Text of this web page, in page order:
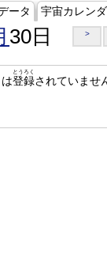
ータ 宇宙カレン
30日 >
登録
とうろく
されていませ